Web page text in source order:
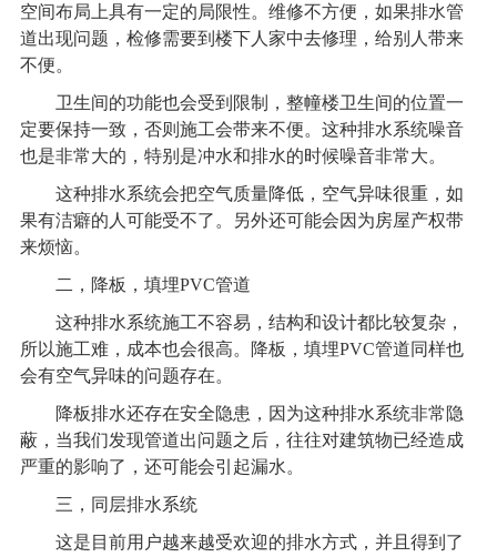
空间布局上具有一定的局限性。维修不方便，如果排水管
道出现问题，检修需要到楼下人家中去修理，给别人带来
不便。
卫生间的功能也会受到限制，整幢楼卫生间的位置一
定要保持一致，否则施工会带来不便。这种排水系统噪音
也是非常大的，特别是冲水和排水的时候噪音非常大。
这种排水系统会把空气质量降低，空气异味很重，如
果有洁癖的人可能受不了。另外还可能会因为房屋产权带
来烦恼。
二，降板，填埋PVC管道
这种排水系统施工不容易，结构和设计都比较复杂，
所以施工难，成本也会很高。降板，填埋PVC管道同样也
会有空气异味的问题存在。
降板排水还存在安全隐患，因为这种排水系统非常隐
蔽，当我们发现管道出问题之后，往往对建筑物已经造成
严重的影响了，还可能会引起漏水。
三， 同层排水系统
这是目前用户越来越受欢迎的排水方式，并且得到了